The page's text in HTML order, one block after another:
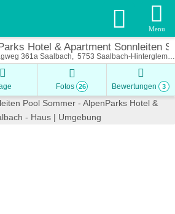
Menu
Hotel & Apartment Sonnleiten
361a Saalbach 5753 Saalbach-Hinterglemm
Fotos 26 Bewertungen 3